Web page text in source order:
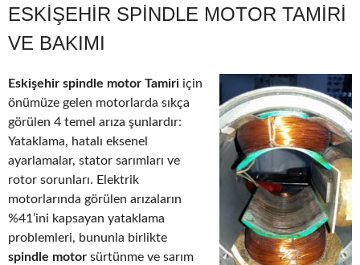
ESKIŞEHIR SPINDLE MOTOR TAMIRI
VE BAKIMI
Eskişehir spindle motor Tamiri için
önümüze gelen motorlarda sıkça
görülen 4 temel arıza şunlardır:
Yataklama, hatalı eksenel
ayarlamalar, stator sarımları ve
rotor sorunları. Elektrik
motorlarında görülen arızaların
%41’ini kapsayan yataklama
problemleri, bununla birlikte
spindle motor sürtünme ve sarım